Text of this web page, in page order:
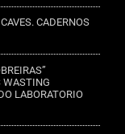
CADERNOS
WASTING
LABORATORIO